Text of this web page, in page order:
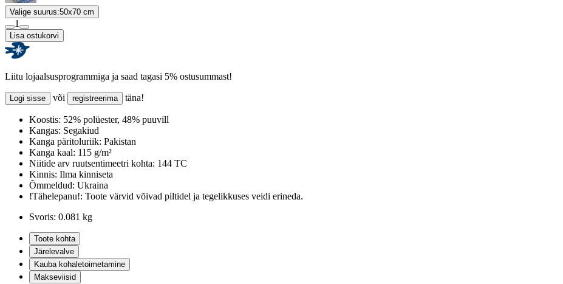
Valige suurus:50x70 cm
1
Lisa ostukorvi
Liitu lojaalsusprogrammiga ja saad tagasi 5% ostusummast!
Logi sisse või registreerima täna!
Koostis: 52% polüester, 48% puuvill
Kangas: Segakiud
Kanga päritoluriik: Pakistan
Kanga kaal: 115 g/m²
Niitide arv ruutsentimeetri kohta: 144 TC
Kinnis: Ilma kinniseta
Õmmeldud: Ukraina
!Tähelepanu!: Toote värvid võivad piltidel ja tegelikkuses veidi erineda.
Svoris: 0.081 kg
Toote kohta
Järelevalve
Kauba kohaletoimetamine
Makseviisid